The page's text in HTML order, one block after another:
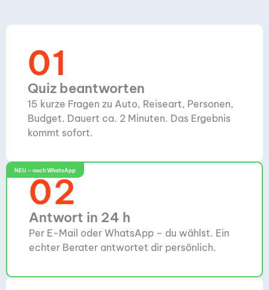
01
Quiz beantworten
15 kurze Fragen zu Auto, Reiseart, Personen,
Budget. Dauert ca. 2 Minuten. Das Ergebnis
kommt sofort.
NEU – auch WhatsApp
02
Antwort in 24 h
Per E-Mail oder WhatsApp – du wählst. Ein
echter Berater antwortet dir persönlich.